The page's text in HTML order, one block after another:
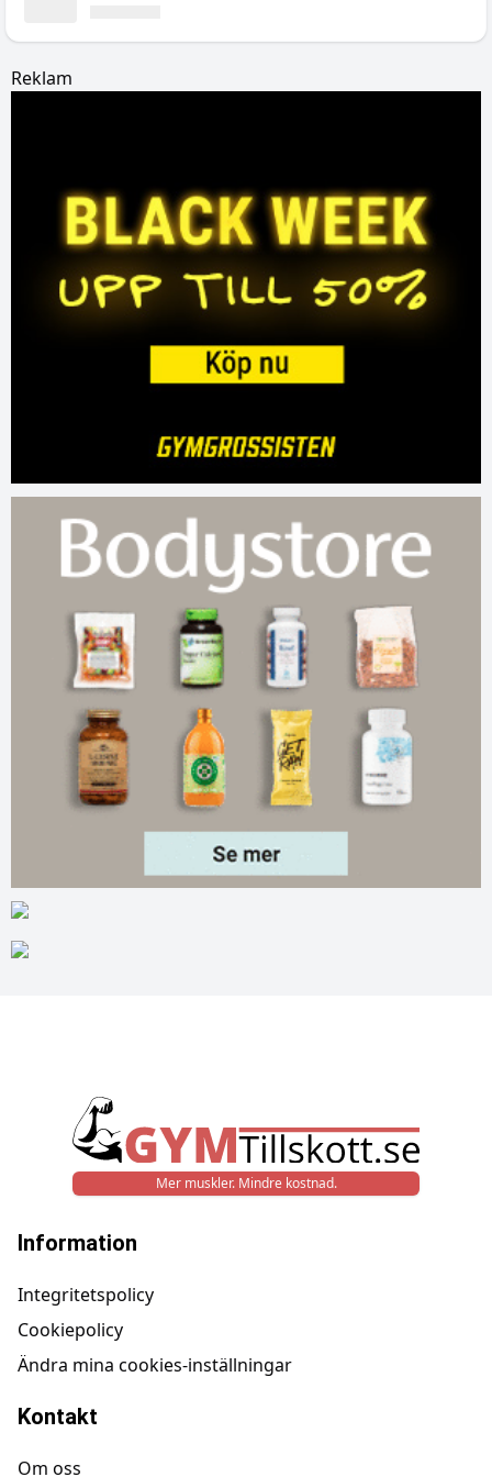
Reklam
Mer muskler. Mindre kostnad.
Information
Integritetspolicy
Cookiepolicy
Ändra mina cookies-inställningar
Kontakt
Om oss